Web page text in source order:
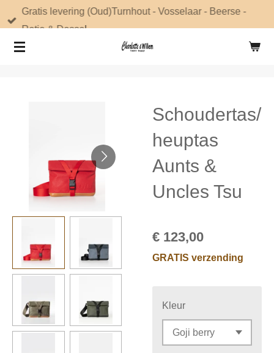
direct
naar
Gratis levering (Oud)Turnhout - Vosselaar - Beerse -
Retie & Dessel
Schoudertas/
heuptas
Aunts &
Uncles Tsu
€ 123,00
GRATIS verzending
Kleur